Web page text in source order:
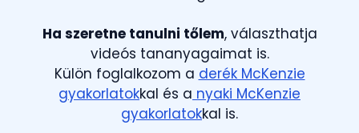
Ha szeretne tanulni tőlem, választhatja
videós tananyagaimat is.
Külön foglalkozom a derék McKenzie
gyakorlatokkal és a nyaki McKenzie
gyakorlatokkal is.